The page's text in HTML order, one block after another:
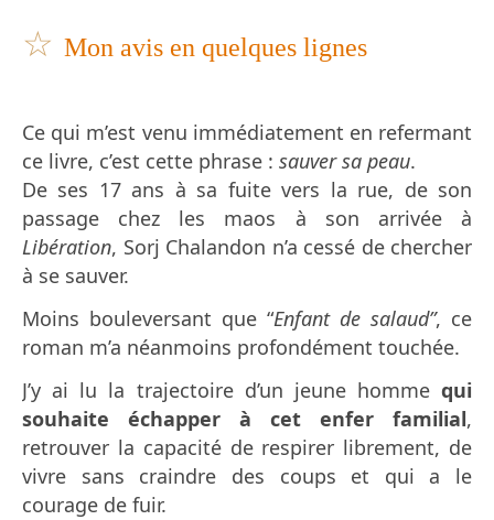
☆ Mon avis en quelques lignes
Ce qui m’est venu immédiatement en refermant
ce livre, c’est cette phrase : sauver sa peau.
De ses 17 ans à sa fuite vers la rue, de son
passage chez les maos à son arrivée à
Libération, Sorj Chalandon n’a cessé de chercher
à se sauver.
Moins bouleversant que “Enfant de salaud”, ce
roman m’a néanmoins profondément touchée.
J’y ai lu la trajectoire d’un jeune homme qui
souhaite échapper à cet enfer familial,
retrouver la capacité de respirer librement, de
vivre sans craindre des coups et qui a le
courage de fuir.